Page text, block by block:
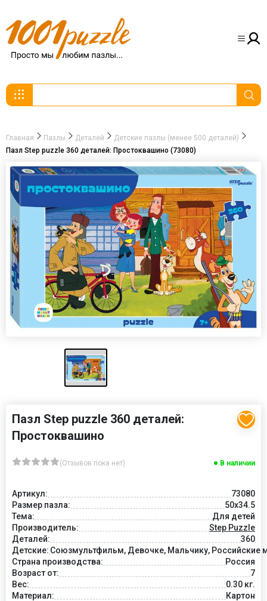
Главная Пазлы Деталей
Детские пазлы (менее 500 деталей)
Пазл Step puzzle 360 деталей: Простоквашино (73080)
Пазл Step puzzle 360 деталей:
Простоквашино
(Отзывов пока нет) В наличии
Артикул:
73080
Размер пазла:
50x34.5
Тема:
Для детей
Производитель:
Step Puzzle
Деталей:
360
Детские: Союзмультфильм, Девочке, Мальчику, Российские
Страна производства:
Россия
Возраст от:
7
Вес:
0.30 кг.
Материал:
Картон